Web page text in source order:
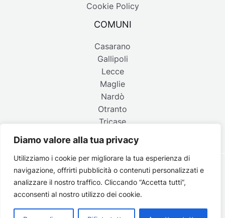
Diamo valore alla tua privacy
Utilizziamo i cookie per migliorare la tua esperienza di
navigazione, offrirti pubblicità o contenuti personalizzati e
analizzare il nostro traffico. Cliccando “Accetta tutti”,
acconsenti al nostro utilizzo dei cookie.
Cookie Policy
COMUNI
Casarano
Gallipoli
Lecce
Maglie
Nardò
Otranto
Tricase
Copyright © 2026 Belpaese | Periodico d'informazione del
Salento - P.IVA 4637850753 - Testata registrata il 18 gennaio